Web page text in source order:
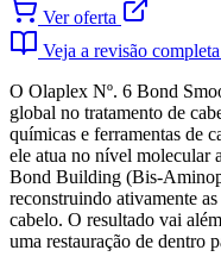
Ver oferta
Veja a revisão
O Olaplex Nº. 6 Bond
global no tratamento de
químicas e ferramentas de
ele atua no nível molecular
Bond Building (Bis-
reconstruindo ativamente
cabelo. O resultado vai
uma restauração de dentro